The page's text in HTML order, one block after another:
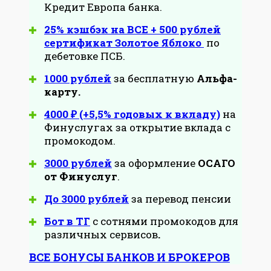
Кредит Европа банка.
25% кэшбэк на ВСЕ + 500 рублей
сертификат Золотое Яблоко по
дебетовке ПСБ.
1000 рублей за бесплатную Альфа-
карту.
4000 ₽ (+5,5% годовых к вкладу) на
Финуслугах за открытие вклада с
промокодом.
3000 рублей за оформление ОСАГО
от Финуслуг.
До 3000 рублей за перевод пенсии
Бот в ТГ с сотнями промокодов для
различных сервисов.
ВСЕ БОНУСЫ БАНКОВ И БРОКЕРОВ